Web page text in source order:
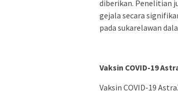
diberikan. Penelitian
gejala secara
pada sukarelawan
Vaksin COVID-19
Vaksin COVID-19